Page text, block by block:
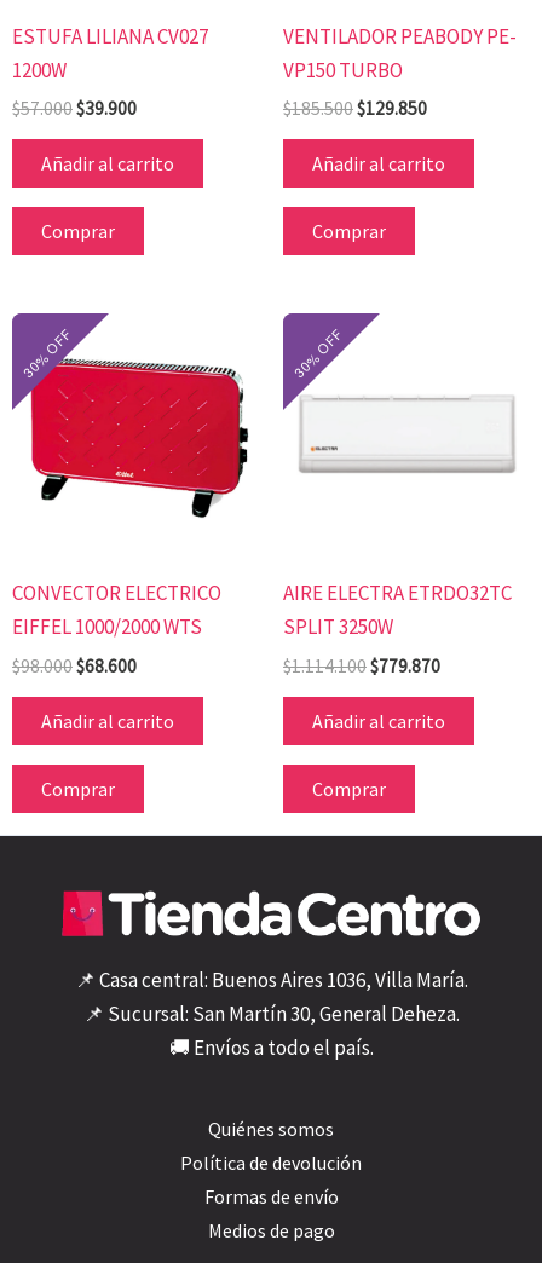
ESTUFA LILIANA CV027
1200W
$57.000$39.900
Añadir al carrito
Comprar
VENTILADOR PEABODY PE-
VP150 TURBO
$185.500$129.850
Añadir al carrito
Comprar
CONVECTOR ELECTRICO
EIFFEL 1000/2000 WTS
$98.000
precio
original
era:
$98.000.
$68.600
actual
es:
$68.600.
Añadir al carrito
Comprar
AIRE ELECTRA ETRDO32TC
SPLIT 3250W
$1.114.100
El
era:
$779.870
es:
Añadir al carrito
Comprar
📌 Casa central: Buenos Aires 1036, Villa María.
📌 Sucursal: San Martín 30, General Deheza.
🚚 Envíos a todo el país.
Quiénes somos
Política de devolución
Formas de envío
Medios de pago